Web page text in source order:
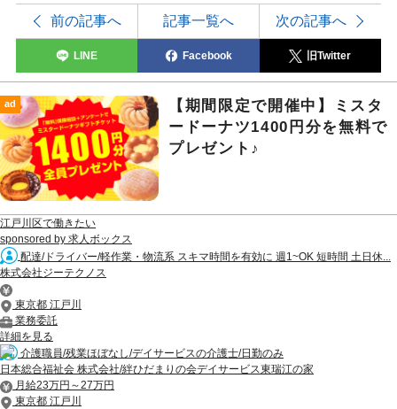
前の記事へ 記事一覧へ 次の記事へ
LINE Facebook 旧Twitter
ad
【期間限定で開催中】ミスタ
ードーナツ1400円分を無料で
プレゼント♪
江戸川区で働きたい
sponsored by 求人ボックス
配達/ドライバー/軽作業・物流系 スキマ時間を有効に 週1~OK 短時間 土日休...
株式会社ジーテクノス
東京都 江戸川
業務委託
詳細を見る
介護職員/残業ほぼなし/デイサービスの介護士/日勤のみ
日本総合福祉会 株式会社/絆ひだまりの会デイサービス東瑞江の家
月給23万円～27万円
東京都 江戸川